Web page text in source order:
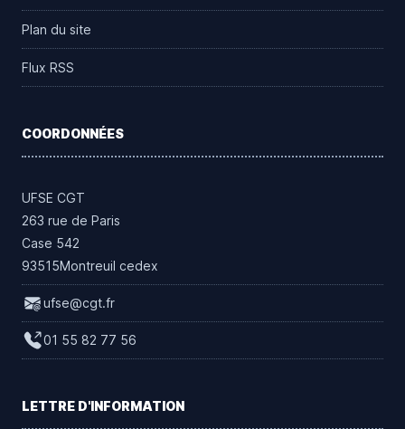
Plan du site
Flux RSS
COORDONNÉES
UFSE CGT
263 rue de Paris
Case 542
93515Montreuil cedex
ufse@cgt.fr
01 55 82 77 56
LETTRE D'INFORMATION